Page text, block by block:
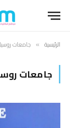
الرئيسية » جامعات روسيا
جامعات